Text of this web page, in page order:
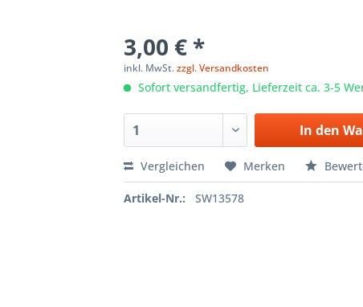
3,00 € *
inkl. MwSt.zzgl. Versandkosten
Sofort versandfertig, Lieferzeit ca. 3-5
In den
Vergleichen Merken
Artikel-Nr.: SW13578